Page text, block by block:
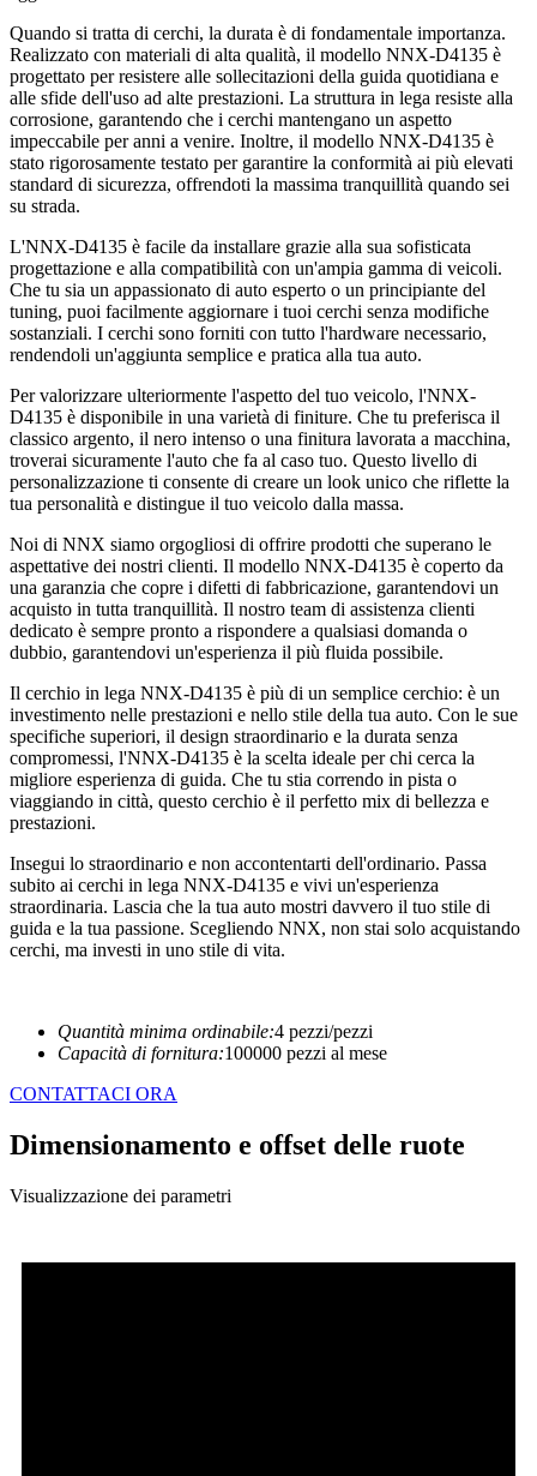
Quando si tratta di cerchi, la durata è di fondamentale importanza.
Realizzato con materiali di alta qualità, il modello NNX-D4135 è
progettato per resistere alle sollecitazioni della guida quotidiana e
alle sfide dell'uso ad alte prestazioni. La struttura in lega resiste alla
corrosione, garantendo che i cerchi mantengano un aspetto
impeccabile per anni a venire. Inoltre, il modello NNX-D4135 è
stato rigorosamente testato per garantire la conformità ai più elevati
standard di sicurezza, offrendoti la massima tranquillità quando sei
su strada.
L'NNX-D4135 è facile da installare grazie alla sua sofisticata
progettazione e alla compatibilità con un'ampia gamma di veicoli.
Che tu sia un appassionato di auto esperto o un principiante del
tuning, puoi facilmente aggiornare i tuoi cerchi senza modifiche
sostanziali. I cerchi sono forniti con tutto l'hardware necessario,
rendendoli un'aggiunta semplice e pratica alla tua auto.
Per valorizzare ulteriormente l'aspetto del tuo veicolo, l'NNX-
D4135 è disponibile in una varietà di finiture. Che tu preferisca il
classico argento, il nero intenso o una finitura lavorata a macchina,
troverai sicuramente l'auto che fa al caso tuo. Questo livello di
personalizzazione ti consente di creare un look unico che riflette la
tua personalità e distingue il tuo veicolo dalla massa.
Noi di NNX siamo orgogliosi di offrire prodotti che superano le
aspettative dei nostri clienti. Il modello NNX-D4135 è coperto da
una garanzia che copre i difetti di fabbricazione, garantendovi un
acquisto in tutta tranquillità. Il nostro team di assistenza clienti
dedicato è sempre pronto a rispondere a qualsiasi domanda o
dubbio, garantendovi un'esperienza il più fluida possibile.
Il cerchio in lega NNX-D4135 è più di un semplice cerchio: è un
investimento nelle prestazioni e nello stile della tua auto. Con le sue
specifiche superiori, il design straordinario e la durata senza
compromessi, l'NNX-D4135 è la scelta ideale per chi cerca la
migliore esperienza di guida. Che tu stia correndo in pista o
viaggiando in città, questo cerchio è il perfetto mix di bellezza e
prestazioni.
Insegui lo straordinario e non accontentarti dell'ordinario. Passa
subito ai cerchi in lega NNX-D4135 e vivi un'esperienza
straordinaria. Lascia che la tua auto mostri davvero il tuo stile di
guida e la tua passione. Scegliendo NNX, non stai solo acquistando
cerchi, ma investi in uno stile di vita.
Quantità minima ordinabile:4 pezzi/pezzi
Capacità di fornitura:100000 pezzi al mese
CONTATTACI ORA
Dimensionamento e offset delle ruote
Visualizzazione dei parametri